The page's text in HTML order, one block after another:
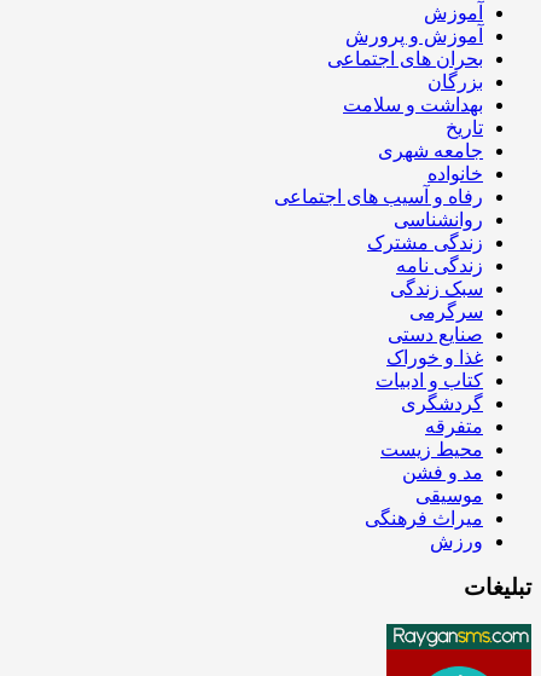
آموزش
آموزش و پرورش
بحران های اجتماعی
بزرگان
بهداشت و سلامت
تاریخ
جامعه شهری
خانواده
رفاه و آسیب های اجتماعی
روانشناسی
زندگی مشترک
زندگی نامه
سبک زندگی
سرگرمی
صنایع دستی
غذا و خوراک
کتاب و ادبیات
گردشگری
متفرقه
محیط زیست
مد و فشن
موسیقی
میراث فرهنگی
ورزش
تبلیغات